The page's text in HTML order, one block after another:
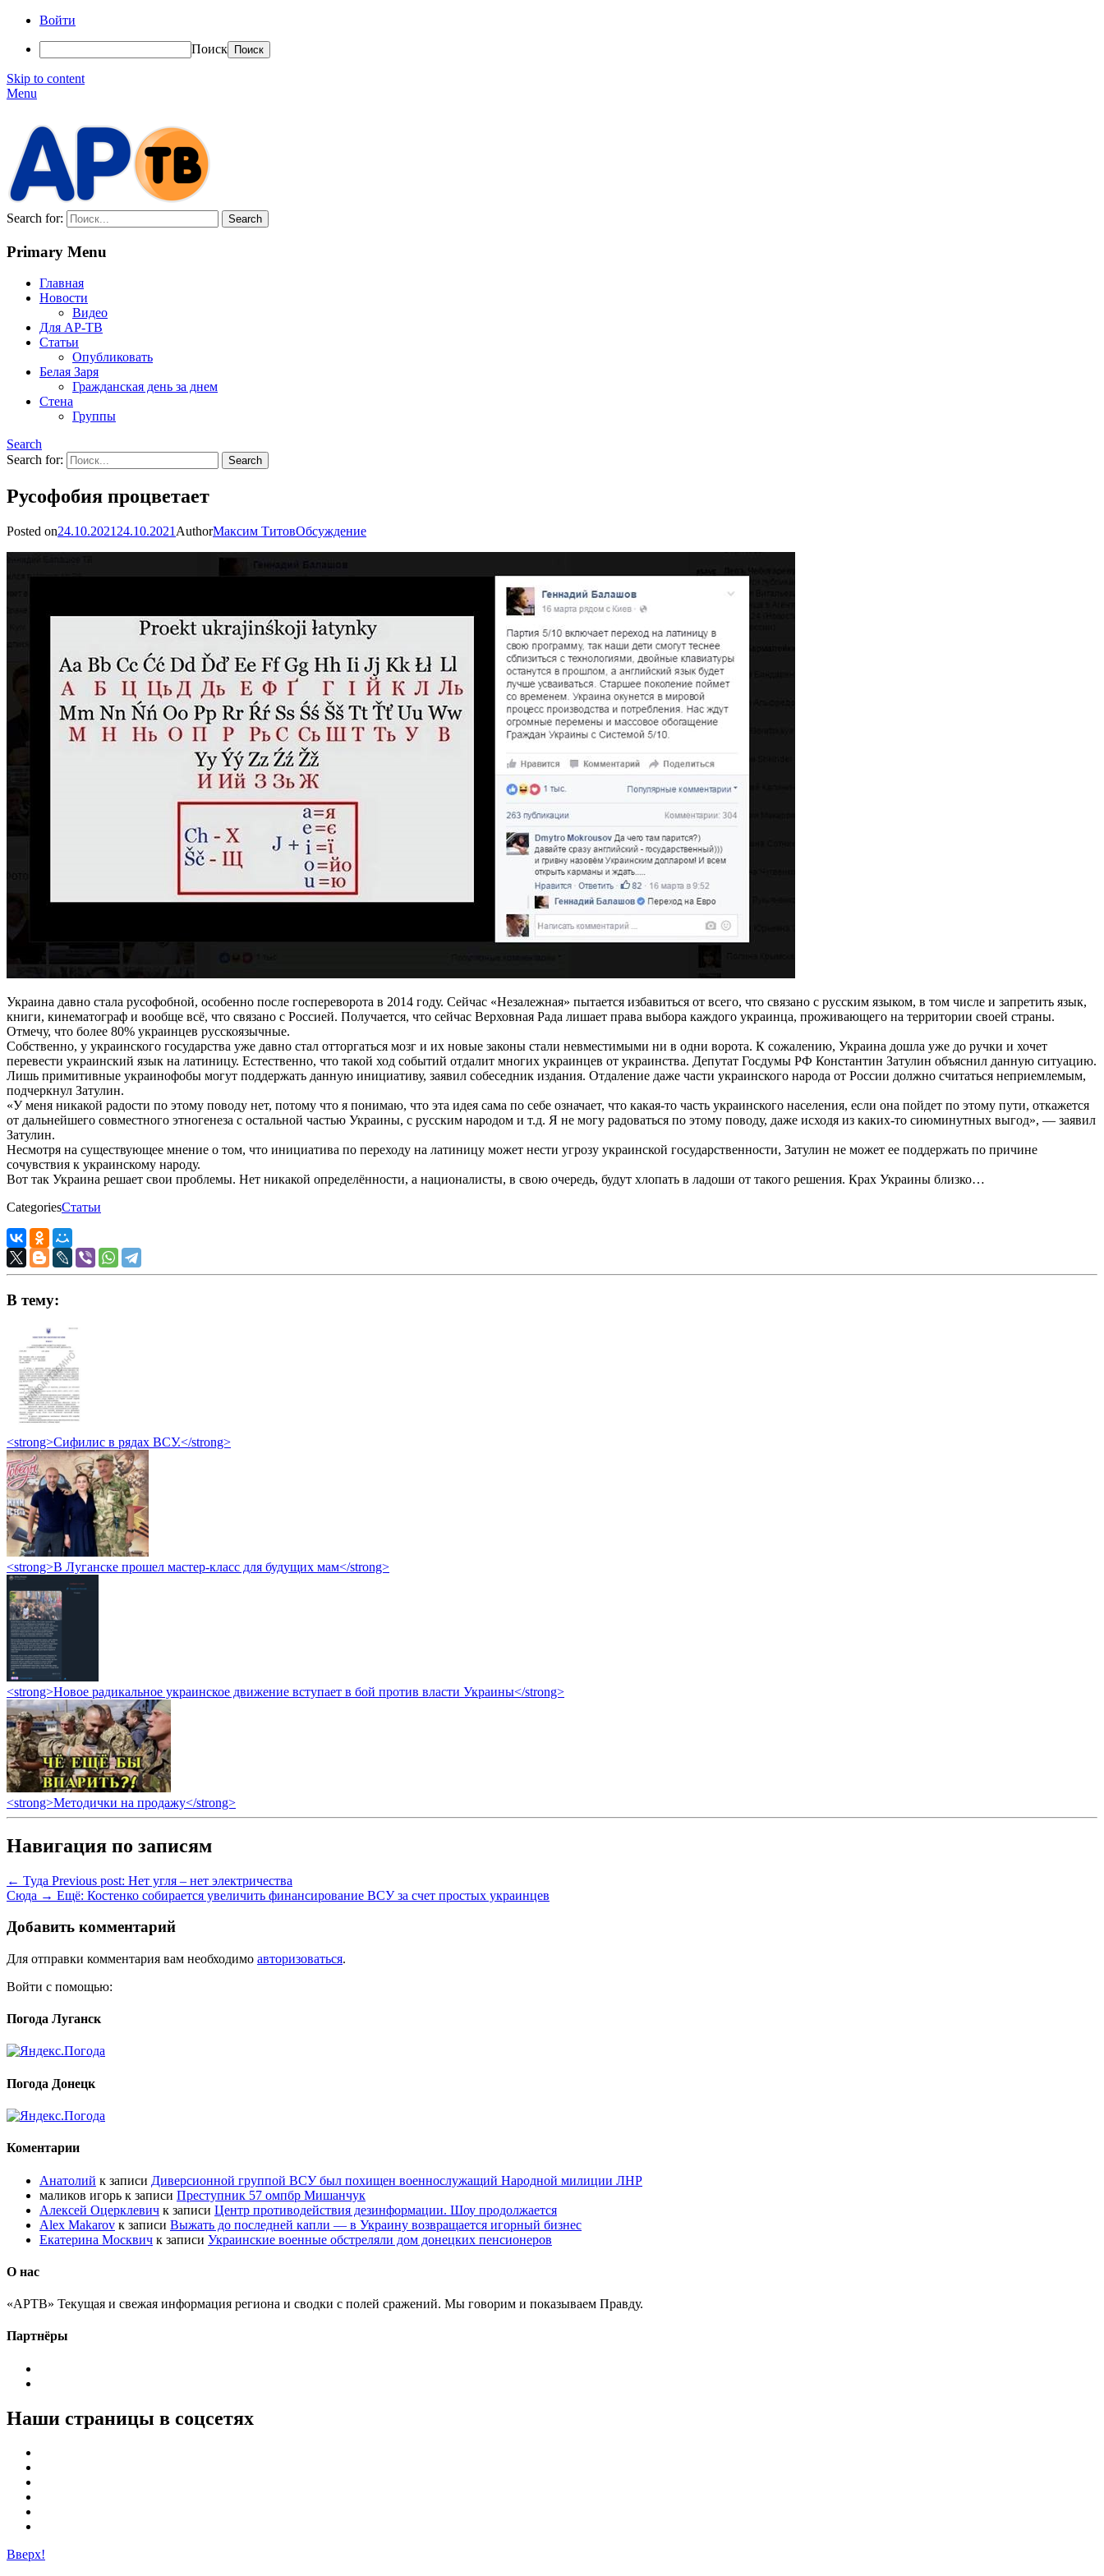
Войти
Поиск
Skip to content
Menu
Search for:
Primary Menu
Главная
Новости
Видео
Для АР-ТВ
Статьи
Опубликовать
Белая Заря
Гражданская день за днем
Стена
Группы
Search
Search for:
Русофобия процветает
Posted on24.10.2021 24.10.2021 AuthorМаксим ТитовОбсуждение
Украина давно стала русофобной, особенно после госпереворота в 2014 году. Сейчас «Незалежная» пытается избавиться от всего, что связано с русским языком, в том числе и запретить язык,
книги, кинематограф и вообще всё, что связано с Россией. Получается, что сейчас Верховная Рада лишает права выбора каждого украинца, проживающего на территории своей страны.
Отмечу, что более 80% украинцев русскоязычные.
Собственно, у украинского государства уже давно стал отторгаться мозг и их новые законы стали невместимыми ни в одни ворота. К сожалению, Украина дошла уже до ручки и хочет
перевести украинский язык на латиницу. Естественно, что такой ход событий отдалит многих украинцев от украинства. Депутат Госдумы РФ Константин Затулин объяснил данную ситуацию.
Лишь примитивные украинофобы могут поддержать данную инициативу, заявил собеседник издания. Отдаление даже части украинского народа от России должно считаться неприемлемым,
подчеркнул Затулин.
«У меня никакой радости по этому поводу нет, потому что я понимаю, что эта идея сама по себе означает, что какая-то часть украинского населения, если она пойдет по этому пути, откажется
от дальнейшего совместного этногенеза с остальной частью Украины, с русским народом и т.д. Я не могу радоваться по этому поводу, даже исходя из каких-то сиюминутных выгод», — заявил
Затулин.
Несмотря на существующее мнение о том, что инициатива по переходу на латиницу может нести угрозу украинской государственности, Затулин не может ее поддержать по причине
сочувствия к украинскому народу.
Вот так Украина решает свои проблемы. Нет никакой определённости, а националисты, в свою очередь, будут хлопать в ладоши от такого решения. Крах Украины близко…
CategoriesСтатьи
В тему:
<strong>Сифилис в рядах ВСУ.</strong>
<strong>В Луганске прошел мастер-класс для будущих мам</strong>
<strong>Новое радикальное украинское движение вступает в бой против власти Украины</strong>
<strong>Методички на продажу</strong>
Навигация по записям
← Туда Previous post: Нет угля – нет электричества
Сюда → Ещё: Костенко собирается увеличить финансирование ВСУ за счет простых украинцев
Добавить комментарий
Для отправки комментария вам необходимо авторизоваться.
Войти с помощью:
Погода Луганск
Погода Донецк
Коментарии
Анатолий к записи Диверсионной группой ВСУ был похищен военнослужащий Народной милиции ЛНР
маликов игорь к записи Преступник 57 омпбр Мишанчук
Алексей Оцерклевич к записи Центр противодействия дезинформации. Шоу продолжается
Alex Makarov к записи Выжать до последней капли — в Украину возвращается игорный бизнес
Екатерина Москвич к записи Украинские военные обстреляли дом донецких пенсионеров
О нас
«АРТВ» Текущая и свежая информация региона и сводки с полей сражений. Мы говорим и показываем Правду.
Партнёры
Наши страницы в соцсетях
Вверх!